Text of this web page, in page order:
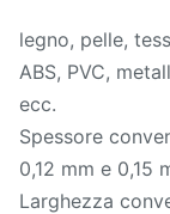
legno, pelle,
ABS, PVC,
ecc.
Spessore
0,12 mm e 0,15
Larghezza